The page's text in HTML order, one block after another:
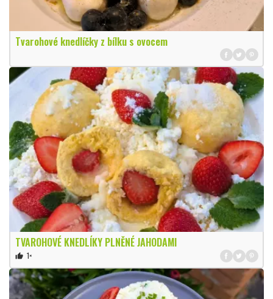
Tvarohové knedlíčky z bílku s ovocem
TVAROHOVÉ KNEDLÍKY PLNĚNÉ JAHODAMI
thumb_up 1×